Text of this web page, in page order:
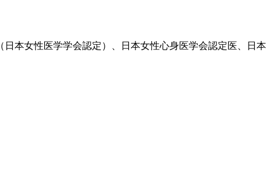
本女性医学学会認定）、日本女性心身医学会認定医、日本